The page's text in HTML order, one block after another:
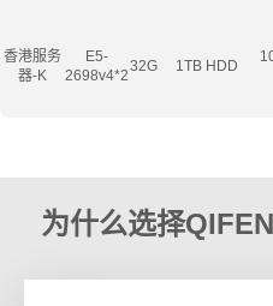
香港服务
器-K
E5-
2698v4*2
32G 1TB HDD
为什么选择